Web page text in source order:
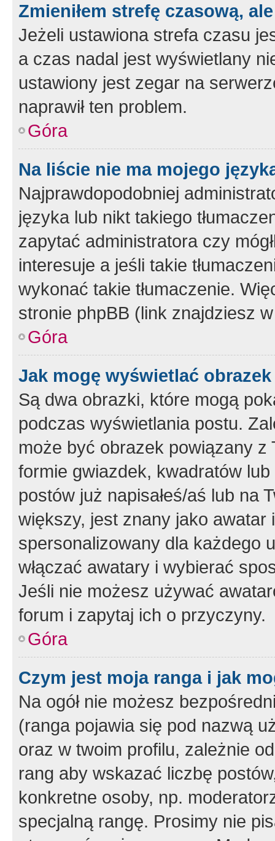
Zmieniłem strefę czasową,
Jeżeli ustawiona strefa czasu
a czas nadal jest wyświetlany
ustawiony jest zegar na
naprawił ten problem.
Góra
Na liście nie ma mojego
Najprawdopodobniej
języka lub nikt takiego
zapytać administratora czy
interesuje a jeśli takie
wykonać takie tłumaczenie.
stronie phpBB (link znajdziesz
Góra
Jak mogę wyświetlać
Są dwa obrazki, które mogą
podczas wyświetlania postu.
może być obrazek powiązany z
formie gwiazdek, kwadratów
postów już napisałeś/aś lub na
większy, jest znany jako
spersonalizowany dla każdego
włączać awatary i wybierać
Jeśli nie możesz używać
forum i zapytaj ich o przyczyny.
Góra
Czym jest moja ranga i jak
Na ogół nie możesz
(ranga pojawia się pod nazwą
oraz w twoim profilu, zależnie
rang aby wskazać liczbę
konkretne osoby, np.
specjalną rangę. Prosimy nie